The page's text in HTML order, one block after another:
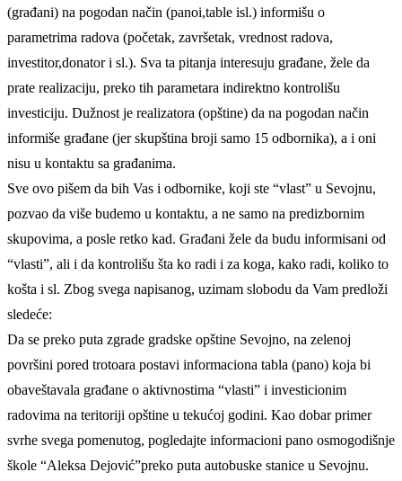
(građani) na pogodan način (panoi,table isl.) informišu o
parametrima radova (početak, završetak, vrednost radova,
investitor,donator i sl.). Sva ta pitanja interesuju građane, žele da
prate realizaciju, preko tih parametara indirektno kontrolišu
investiciju. Dužnost je realizatora (opštine) da na pogodan način
informiše građane (jer skupština broji samo 15 odbornika), a i oni
nisu u kontaktu sa građanima.
Sve ovo pišem da bih Vas i odbornike, koji ste “vlast” u Sevojnu,
pozvao da više budemo u kontaktu, a ne samo na predizbornim
skupovima, a posle retko kad. Građani žele da budu informisani od
“vlasti”, ali i da kontrolišu šta ko radi i za koga, kako radi, koliko to
košta i sl. Zbog svega napisanog, uzimam slobodu da Vam predloži
sledeće:
Da se preko puta zgrade gradske opštine Sevojno, na zelenoj
površini pored trotoara postavi informaciona tabla (pano) koja bi
obaveštavala građane o aktivnostima “vlasti” i investicionim
radovima na teritoriji opštine u tekućoj godini. Kao dobar primer
svrhe svega pomenutog, pogledajte informacioni pano osmogodišnje
škole “Aleksa Dejović”preko puta autobuske stanice u Sevojnu.